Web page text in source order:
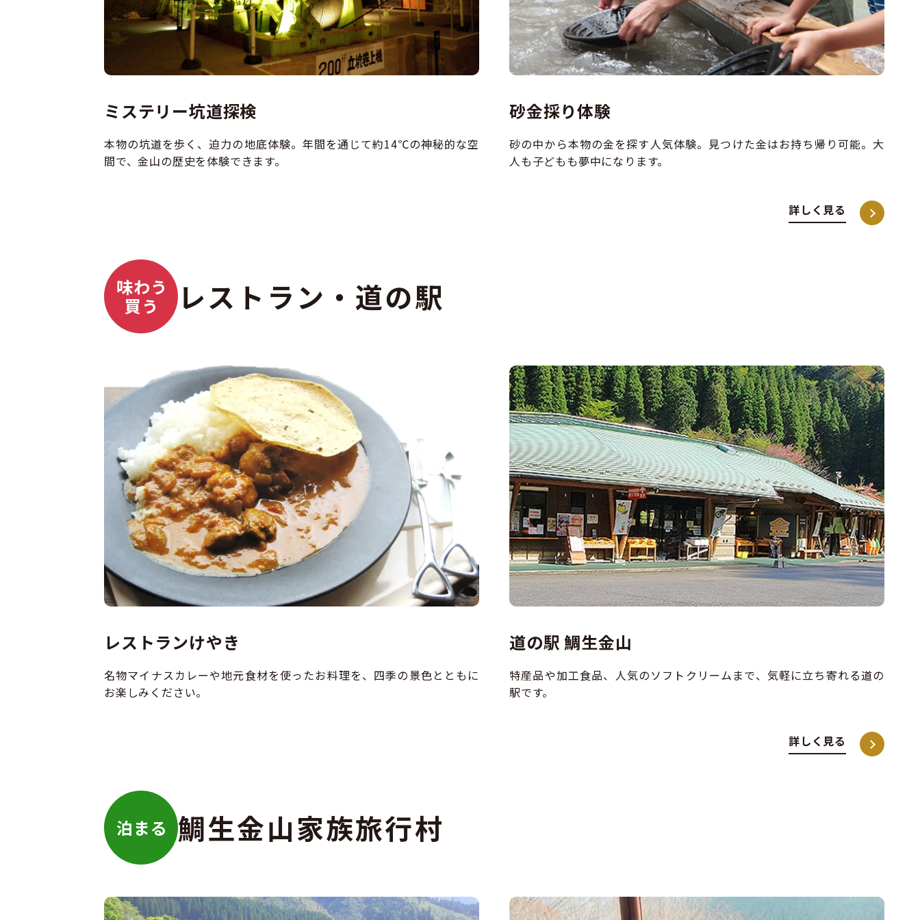
ミステリー坑道探検
本物の坑道を歩く、迫力の地底体験。年間を通じて約14℃の神秘的な空
間で、金山の歴史を体験できます。
砂金採り体験
砂の中から本物の金を探す人気体験。見つけた金はお持ち帰り可能。大
人も子どもも夢中になります。
詳しく見る
味わう
買う
レストラン・道の駅
レストランけやき
名物マイナスカレーや地元食材を使ったお料理を、四季の景色とともに
お楽しみください。
道の駅 鯛生金山
特産品や加工食品、人気のソフトクリームまで、気軽に立ち寄れる道の
駅です。
詳しく見る
泊まる 鯛生金山家族旅行村